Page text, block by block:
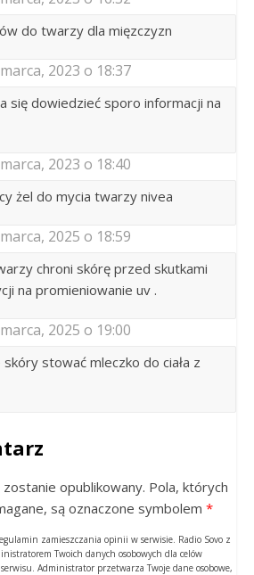
do twarzy dla mięzczyzn
2023 o 18:37
się dowiedzieć sporo informacji na
2023 o 18:40
żel do mycia twarzy nivea
2025 o 18:59
chroni skórę przed skutkami
na promieniowanie uv .
2025 o 19:00
stować mleczko do ciała z
opublikowany. Pola, których
są oznaczone symbolem *
zamieszczania opinii w serwisie. Radio Sovo z
Twoich danych osobowych dla celów
Administrator przetwarza Twoje dane osobowe,